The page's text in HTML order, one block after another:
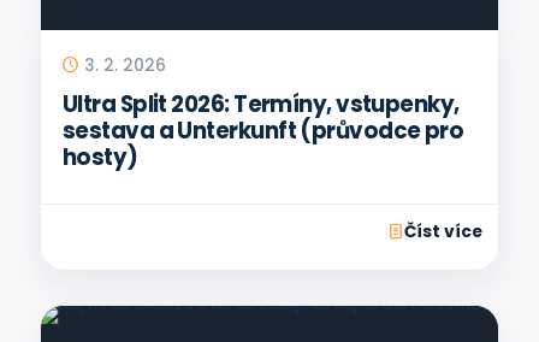
3. 2. 2026
Ultra Split 2026: Termíny, vstupenky,
sestava a Unterkunft (průvodce pro
hosty)
Číst více